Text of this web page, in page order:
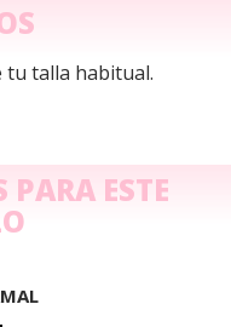
tu talla habitual.
ESTE